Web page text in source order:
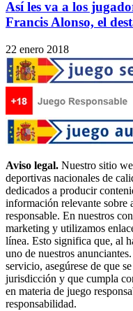
Así les va a los
Francis Alonso, el
22 enero 2018
Aviso legal. Nuestro sitio
deportivas nacionales de
dedicados a producir
información relevante sobre
responsable. En nuestros
marketing y utilizamos
línea. Esto significa que, al
uno de nuestros
servicio, asegúrese de que
jurisdicción y que cumpla
en materia de juego
responsabilidad.